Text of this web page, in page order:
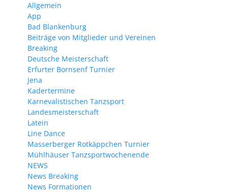
Allgemein
App
Bad Blankenburg
Beiträge von Mitglieder und Vereinen
Breaking
Deutsche Meisterschaft
Erfurter Bornsenf Turnier
Jena
Kadertermine
Karnevalistischen Tanzsport
Landesmeisterschaft
Latein
Line Dance
Masserberger Rotkäppchen Turnier
Mühlhäuser Tanzsportwochenende
NEWS
News Breaking
News Formationen